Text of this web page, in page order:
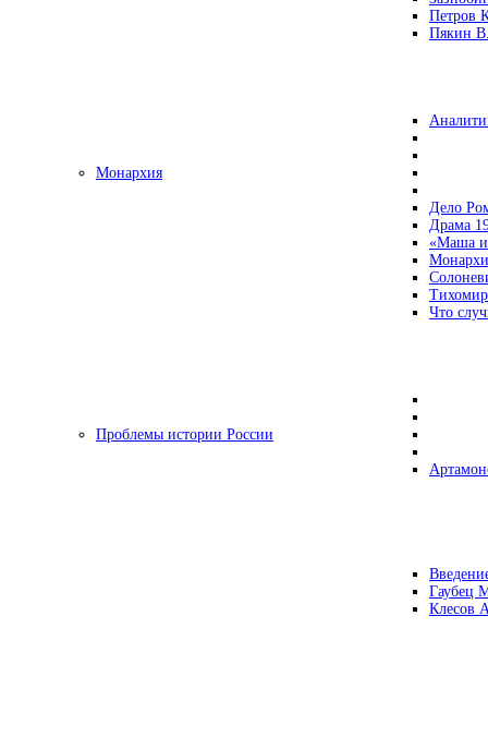
Петров
Пякин
Монархия
Дело
Драма
«Маша и
Что
Проблемы истории России
Гаубец
Клесов